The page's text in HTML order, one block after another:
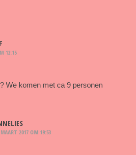
12:15
We komen met ca 9 personen
2017 OM 19:53